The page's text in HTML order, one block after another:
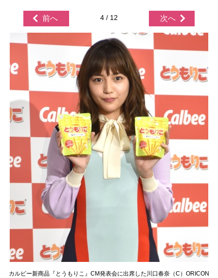
前へ 4 / 12 次へ
カルビー新商品『とうもりこ』CM発表会に出席した川口春奈（C）ORICON